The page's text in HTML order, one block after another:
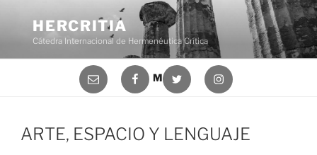
contenido
HERCRITIA
Cátedra Internacional de Hermenéutica Crítica
Menú
ARTE, ESPACIO Y LENGUAJE
Correo
electrónico
FacebookTwitter Instagram